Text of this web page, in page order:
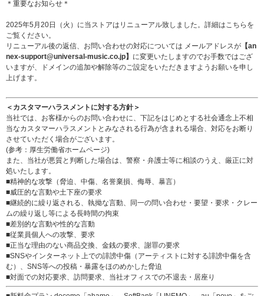
＊重要なお知らせ＊
2025年5月20日（火）に当ストアはリニューアル致しました。詳細はこちら を
ご覧ください。
リニューアル後の返信、お問い合わせの対応については メールアドレスが 【an
nex-support@universal-music.co.jp】 に変更いたしますのでお手数ではござ
いますが、ドメインの追加や解除等のご設定をいただきますようお願いを申し
上げます。
＜カスタマーハラスメントに対する方針＞
当社では、お客様からのお問い合わせに、下記をはじめとする社会通念上不相
当なカスタマーハラスメントとみなされる行為が含まれる場合、対応をお断り
させていただく場合がございます。
(参考： 厚生労働省ホームページ)
また、当社が悪質と判断した場合は、警察・弁護士等に相談のうえ、厳正に対
処いたします。
■精神的な攻撃（脅迫、中傷、名誉棄損、侮辱、暴言）
■威圧的な言動や土下座の要求
■継続的に繰り返される、執拗な言動、同一の問い合わせ・要望・要求・クレー
ムの繰り返し等による長時間の拘束
■差別的な言動や性的な言動
■従業員個人への攻撃、要求
■正当な理由のない商品交換、金銭の要求、謝罪の要求
■SNSやインターネット上での誹謗中傷（アーティストに対する誹謗中傷を含
む）、SNS等への投稿・暴露をほのめかした脅迫
■対面での対応要求、訪問要求、当社オフィスでの不退去・居座り